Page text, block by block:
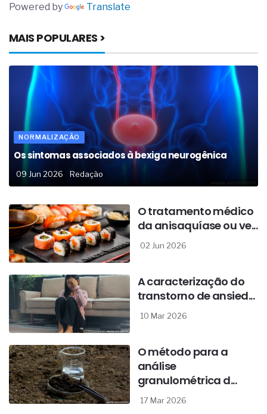
Powered by Translate
MAIS POPULARES >
NORMALIZAÇÃO
Os sintomas associados à bexiga neurogênica
09 Jun 2026 Redação
O tratamento médico
da anisaquíase ou ve...
02 Jun 2026
A caracterização do
transtorno de ansied...
10 Mar 2026
O método para a
análise
granulométrica d...
17 Mar 2026